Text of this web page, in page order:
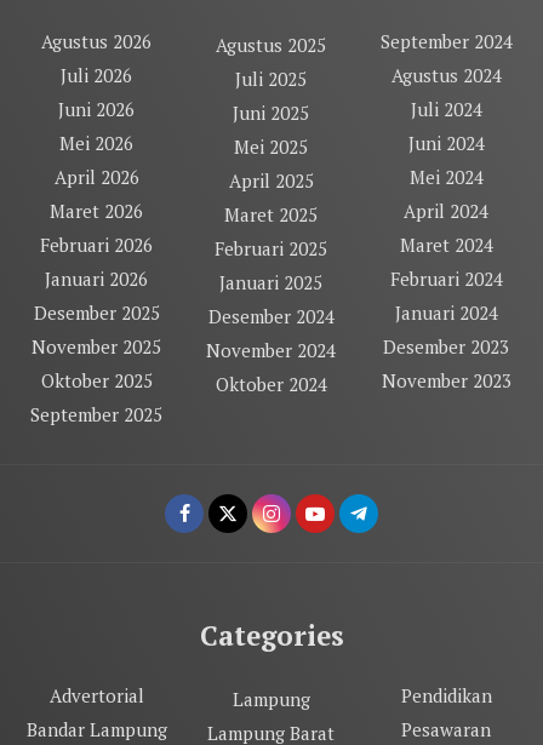
Agustus 2026
Juli 2026
Juni 2026
Mei 2026
April 2026
Maret 2026
Februari 2026
Januari 2026
Desember 2025
November 2025
Oktober 2025
September 2025
Agustus 2025
Juli 2025
Juni 2025
Mei 2025
April 2025
Maret 2025
Februari 2025
Januari 2025
Desember 2024
November 2024
Oktober 2024
September 2024
Agustus 2024
Juli 2024
Juni 2024
Mei 2024
April 2024
Maret 2024
Februari 2024
Januari 2024
Desember 2023
November 2023
Categories
Advertorial
Bandar Lampung
Lampung
Lampung Barat
Pendidikan
Pesawaran